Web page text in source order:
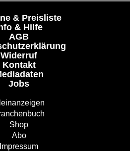
& Preisliste
& Hilfe
AGB
Widerruf
Kontakt
Jobs
Shop
Abo
Impressum